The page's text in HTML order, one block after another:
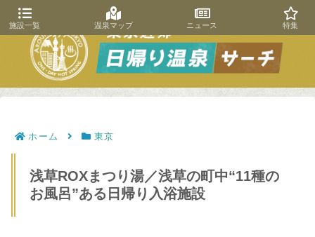
ホーム 東京
浅草ROXまつり湯／浅草の町中“11種の
お風呂”ある日帰り入浴施設
施設一覧 温泉マップ ニュース 特集